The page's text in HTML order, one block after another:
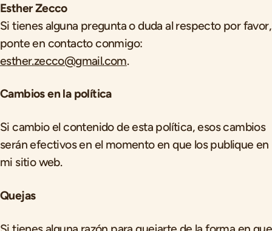
Esther Zecco
Si tienes alguna pregunta o duda al respecto por favor,
ponte en contacto conmigo:
esther.zecco@gmail.com.
Cambios en la política
Si cambio el contenido de esta política, esos cambios
serán efectivos en el momento en que los publique en
mi sitio web.
Quejas